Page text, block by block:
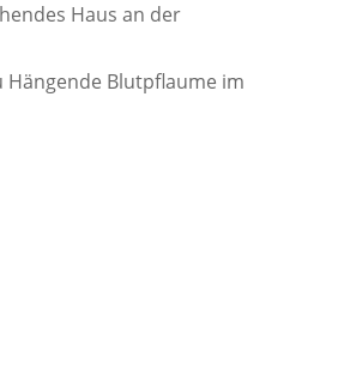
Haus an der
Hängende Blutpflaume im